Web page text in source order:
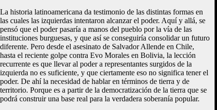
La historia latinoamericana da testimonio de las distintas formas en
las cuales las izquierdas intentaron alcanzar el poder. Aquí y allá, se
pensó que el poder pasaría a manos del pueblo por la vía de las
instituciones burguesas, y que así se conseguiría consolidar un futuro
diferente. Pero desde el asesinato de Salvador Allende en Chile,
hasta el reciente golpe contra Evo Morales en Bolivia, la lección
recurrente es que llevar al poder a representantes surgidos de la
izquierda no es suficiente, y que ciertamente eso no significa tener el
poder. De ahí la necesidad de hablar en términos de tierra y de
territorio. Porque es a partir de la democratización de la tierra que se
podrá construir una base real para la verdadera soberanía popular.